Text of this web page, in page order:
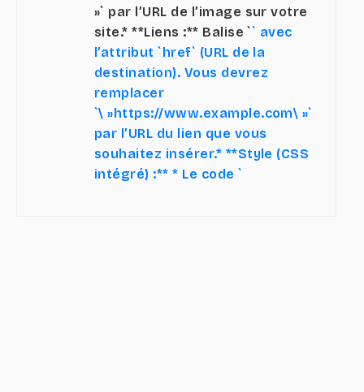
»` par l’URL de l’image sur votre
site.* **Liens :** Balise `` avec
l’attribut `href` (URL de la
destination). Vous devrez
remplacer
`\ »https://www.example.com\ »`
par l’URL du lien que vous
souhaitez insérer.* **Style (CSS
intégré) :** * Le code `